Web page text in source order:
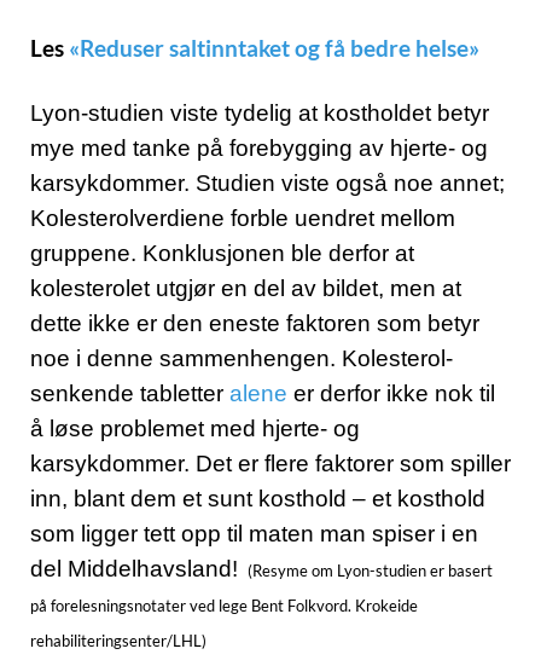
Les «Reduser saltinntaket og få bedre helse»
Lyon-studien viste tydelig at kostholdet betyr
mye med tanke på forebygging av hjerte- og
karsykdommer. Studien viste også noe annet;
Kolesterolverdiene forble uendret mellom
gruppene. Konklusjonen ble derfor at
kolesterolet utgjør en del av bildet, men at
dette ikke er den eneste faktoren som betyr
noe i denne sammenhengen. Kolesterol-
senkende tabletter alene er derfor ikke nok til
å løse problemet med hjerte- og
karsykdommer. Det er flere faktorer som spiller
inn, blant dem et sunt kosthold – et kosthold
som ligger tett opp til maten man spiser i en
del Middelhavsland! (Resyme om Lyon-studien er basert
på forelesningsnotater ved lege Bent Folkvord. Krokeide
rehabiliteringsenter/LHL)